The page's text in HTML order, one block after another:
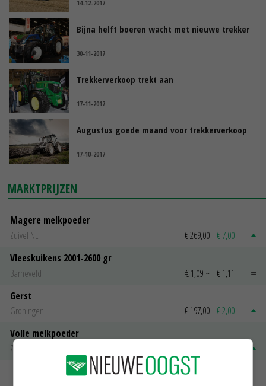
14-12-2017
Bijna helft boeren wacht met nieuwe trekker
30-11-2017
Trekkerverkoop trekt aan
17-11-2017
Augustus goede maand voor trekkerverkoop
17-10-2017
MARKTPRIJZEN
Magere melkpoeder
Zuivel NL
€ 269,00 € 7,00
Vleeskuikens 2001-2600 gr
Barneveld
€ 1,09 ~ € 1,11
Gerst
Groningen
€ 197,00 € 2,00
Volle melkpoeder
Zuivel NL
MEER MARKTPRIJZEN